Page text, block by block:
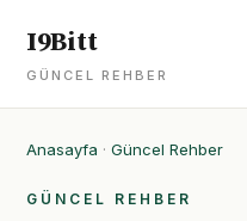
I9Bitt
GÜNCEL REHBER
Anasayfa · Güncel Rehber
GÜNCEL REHBER